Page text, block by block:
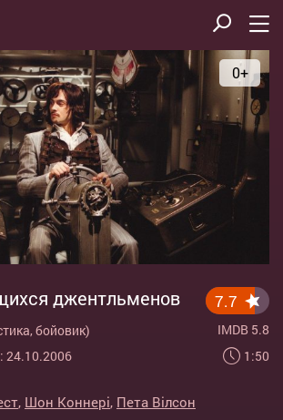
0+
джентльменов
бойовик)
24.10.2006
7.7
IMDB 5.8
1:50
, Шон Коннері, Пета Вілсон